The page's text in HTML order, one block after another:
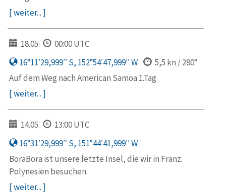
[ weiter... ]
18.05.
00:00 UTC
16°11′29,999′′ S, 152°54′47,999′′ W
5,5 kn / 280°
Auf dem Weg nach American Samoa 1.Tag
[ weiter... ]
14.05.
13:00 UTC
16°31′29,999′′ S, 151°44′41,999′′ W
BoraBora ist unsere letzte Insel, die wir in Franz.
Polynesien besuchen.
[ weiter... ]